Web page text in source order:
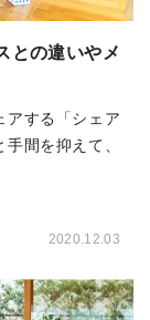
との違いやメ
アする「シェア
間を抑えて、
2020.12.03